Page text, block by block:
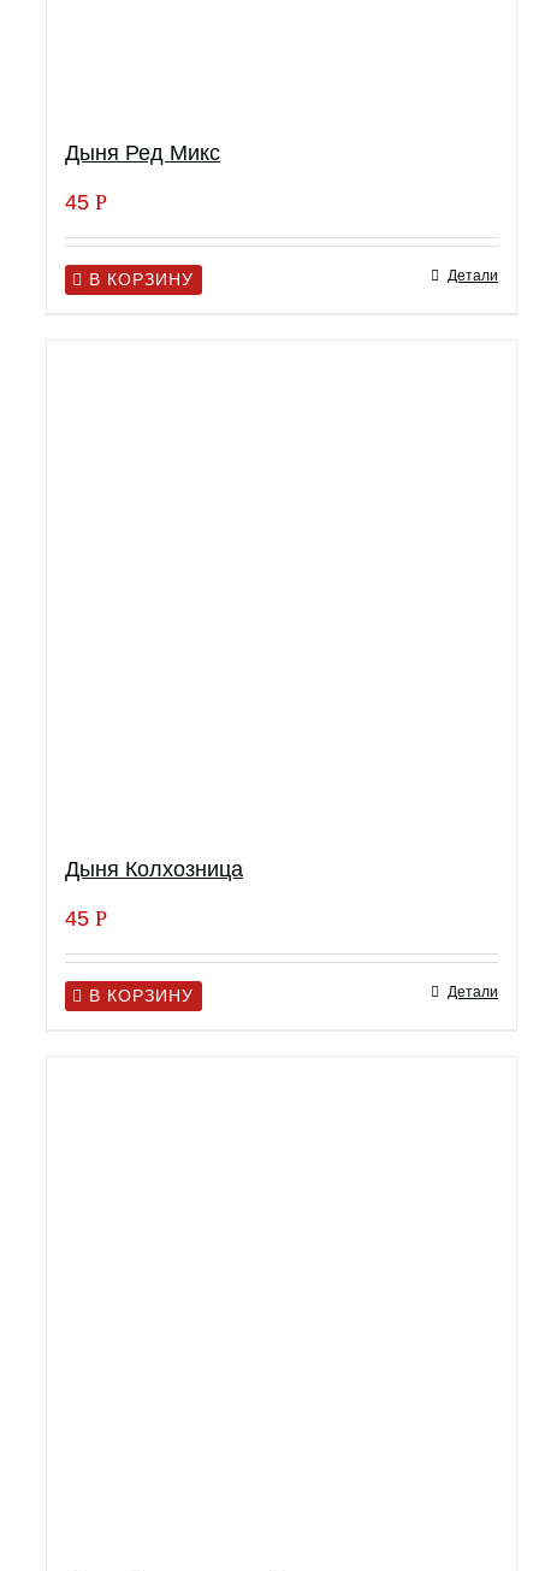
Дыня Ред Микс
45 Р
В КОРЗИНУ Детали
Дыня Колхозница
45 Р
В КОРЗИНУ Детали